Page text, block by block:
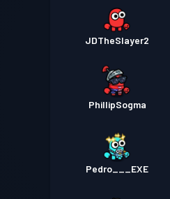
JDTheSlayer2
PhillipSogma
Pedro___EXE